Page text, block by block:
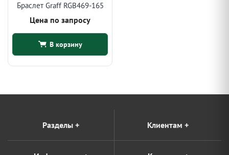
Браслет Graff RGB469-165
Цена по запросу
В корзину
Разделы + Клиентам +